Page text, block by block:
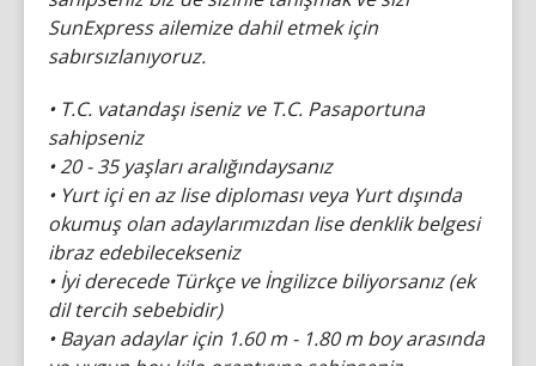
SunExpress ailemize dahil etmek için
sabırsızlanıyoruz.
• T.C. vatandaşı iseniz ve T.C. Pasaportuna
sahipseniz
• 20 - 35 yaşları aralığındaysanız
• Yurt içi en az lise diploması veya Yurt dışında
okumuş olan adaylarımızdan lise denklik belgesi
ibraz edebilecekseniz
• İyi derecede Türkçe ve İngilizce biliyorsanız (ek
dil tercih sebebidir)
• Bayan adaylar için 1.60 m - 1.80 m boy arasında